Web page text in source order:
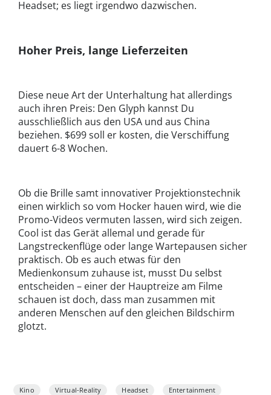
Headset; es liegt irgendwo dazwischen.
Hoher Preis, lange Lieferzeiten
Diese neue Art der Unterhaltung hat allerdings
auch ihren Preis: Den Glyph kannst Du
ausschließlich aus den USA und aus China
beziehen. $699 soll er kosten, die Verschiffung
dauert 6-8 Wochen.
Ob die Brille samt innovativer Projektionstechnik
einen wirklich so vom Hocker hauen wird, wie die
Promo-Videos vermuten lassen, wird sich zeigen.
Cool ist das Gerät allemal und gerade für
Langstreckenflüge oder lange Wartepausen sicher
praktisch. Ob es auch etwas für den
Medienkonsum zuhause ist, musst Du selbst
entscheiden – einer der Hauptreize am Filme
schauen ist doch, dass man zusammen mit
anderen Menschen auf den gleichen Bildschirm
glotzt.
Kino Virtual-Reality Headset Entertainment